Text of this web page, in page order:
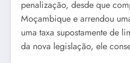
penalização, desde que
Moçambique e arrendou
uma taxa supostamente de
da nova legislação, ele